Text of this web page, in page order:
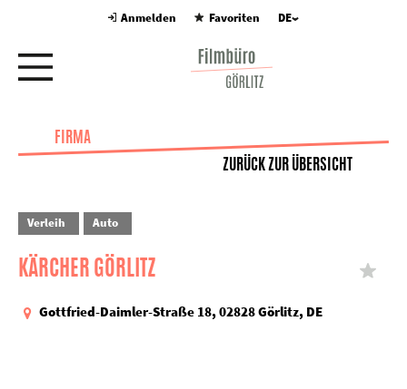
Anmelden Favoriten DE
FIRMA
ZURÜCK ZUR ÜBERSICHT
Verleih Auto
KÄRCHER GÖRLITZ
Gottfried-Daimler-Straße 18, 02828 Görlitz, DE